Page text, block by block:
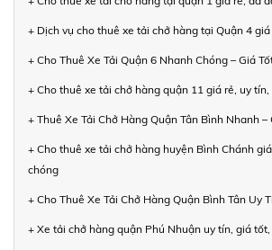
+ Dịch vụ cho thuê xe tải chở hàng tại Quận 4
+ Cho Thuê Xe Tải Quận 6 Nhanh Chóng – Giá
+ Cho thuê xe tải chở hàng quận 11 giá rẻ, uy
+ Thuê Xe Tải Chở Hàng Quận Tân Bình Nhanh –
+ Cho thuê xe tải chở hàng huyện Bình Chánh
chóng
+ Cho Thuê Xe Tải Chở Hàng Quận Bình Tân Uy
+ Xe tải chở hàng quận Phú Nhuận uy tín, giá